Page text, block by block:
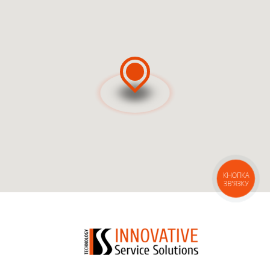
КНОПКА
ЗВ'ЯЗКУ